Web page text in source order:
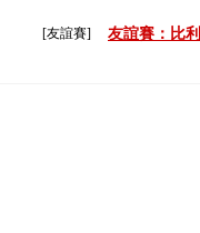
[友誼賽] 友誼賽：比